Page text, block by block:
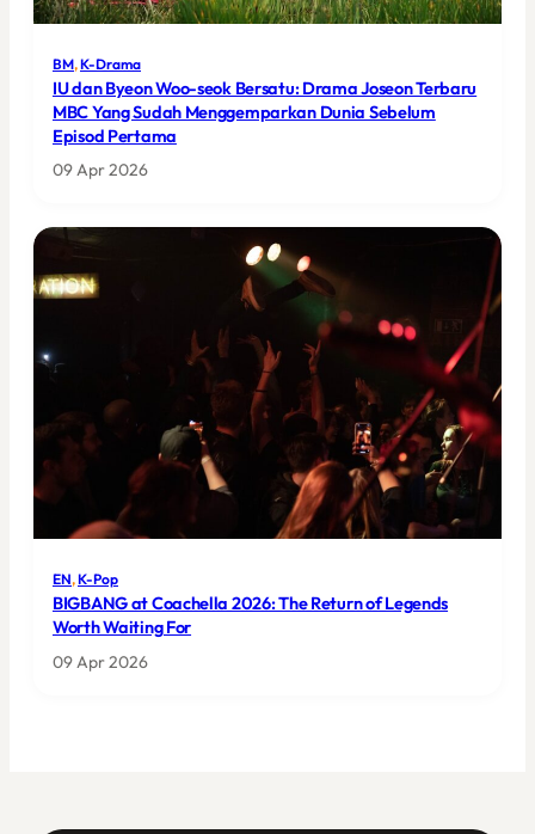
BM, K-Drama
IU dan Byeon Woo-seok Bersatu: Drama Joseon Terbaru
MBC Yang Sudah Menggemparkan Dunia Sebelum
Episod Pertama
09 Apr 2026
EN, K-Pop
BIGBANG at Coachella 2026: The Return of Legends
Worth Waiting For
09 Apr 2026